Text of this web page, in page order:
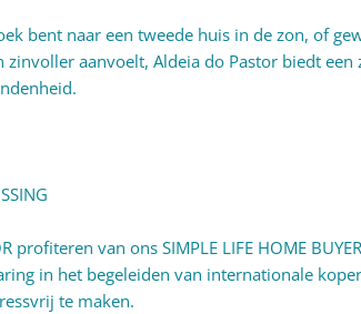
bent naar een tweede huis in de zon, of
aanvoelt, Aldeia do Pastor biedt een
profiteren van ons SIMPLE LIFE HOME
in het begeleiden van internationale
te maken.